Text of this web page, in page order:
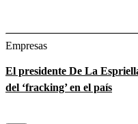
Empresas
El presidente De La
del ‘fracking’ en el país